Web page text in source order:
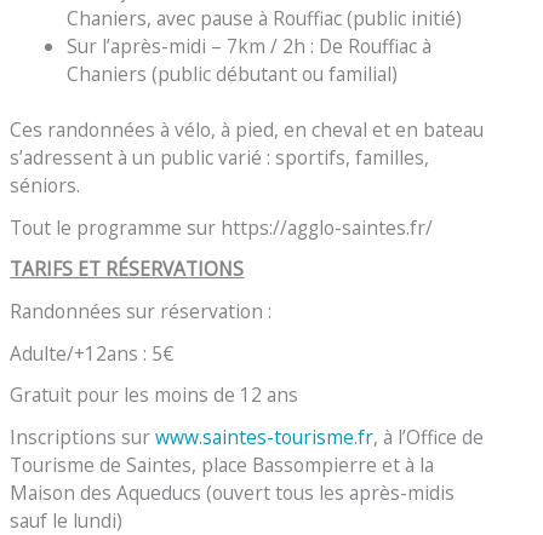
Chaniers, avec pause à Rouffiac (public initié)
Sur l’après-midi – 7km / 2h : De Rouffiac à
Chaniers (public débutant ou familial)
Ces randonnées à vélo, à pied, en cheval et en bateau
s’adressent à un public varié : sportifs, familles,
séniors.
Tout le programme sur https://agglo-saintes.fr/
TARIFS ET RÉSERVATIONS
Randonnées sur réservation :
Adulte/+12ans : 5€
Gratuit pour les moins de 12 ans
Inscriptions surwww.saintes-tourisme.fr, à l’Office de
Tourisme de Saintes, place Bassompierre et à la
Maison des Aqueducs (ouvert tous les après-midis
sauf le lundi)